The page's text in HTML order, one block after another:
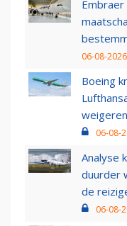
Embraer
06-08-
Boeing
weigeren
06-08-
Analyse
duurder
de
06-08-